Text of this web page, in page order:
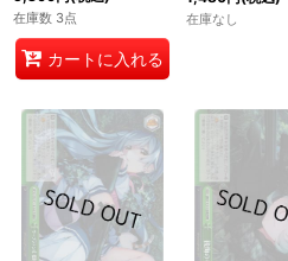
在庫数 3点
カートに入れる
在庫なし